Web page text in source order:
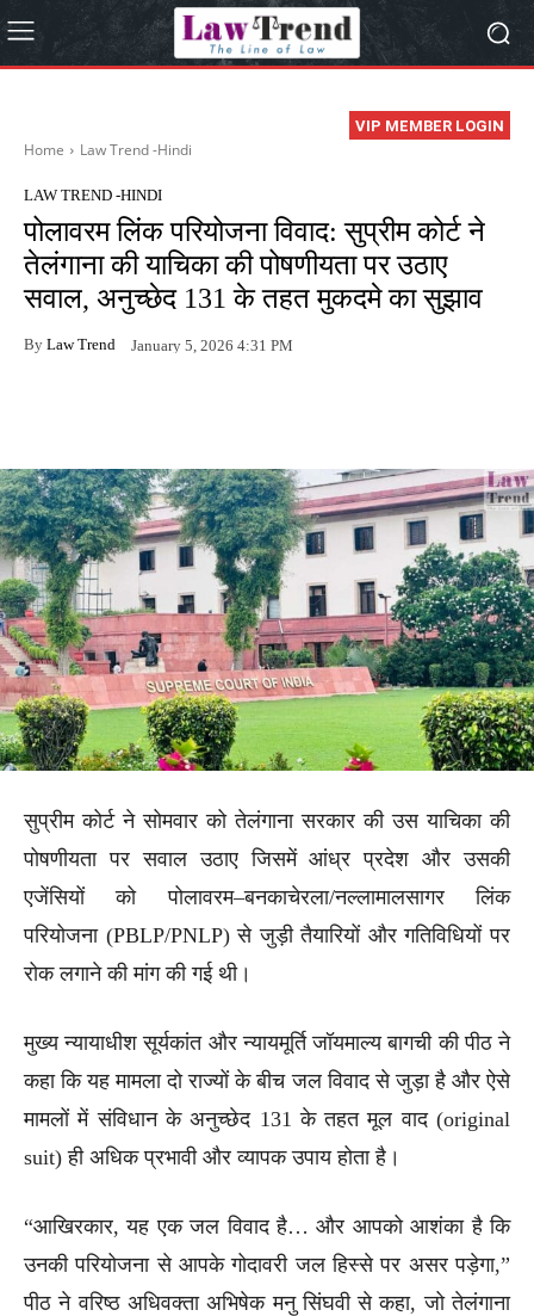
VIP MEMBER LOGIN
Home Law Trend -Hindi
LAW TREND -HINDI
पोलावरम लिंक परियोजना विवाद: सुप्रीम कोर्ट ने
तेलंगाना की याचिका की पोषणीयता पर उठाए
सवाल, अनुच्छेद 131 के तहत मुकदमे का सुझाव
By Law Trend January 5, 2026 4:31 PM
सुप्रीम कोर्ट ने सोमवार को तेलंगाना सरकार की उस याचिका की
पोषणीयता पर सवाल उठाए जिसमें आंध्र प्रदेश और उसकी
एजेंसियों को पोलावरम–बनकाचेरला/नल्लामालसागर लिंक
परियोजना (PBLP/PNLP) से जुड़ी तैयारियों और गतिविधियों पर
रोक लगाने की मांग की गई थी।
मुख्य न्यायाधीश सूर्यकांत और न्यायमूर्ति जॉयमाल्य बागची की पीठ ने
कहा कि यह मामला दो राज्यों के बीच जल विवाद से जुड़ा है और ऐसे
मामलों में संविधान के अनुच्छेद 131 के तहत मूल वाद (original
suit) ही अधिक प्रभावी और व्यापक उपाय होता है।
“आखिरकार, यह एक जल विवाद है… और आपको आशंका है कि
उनकी परियोजना से आपके गोदावरी जल हिस्से पर असर पड़ेगा,”
पीठ ने वरिष्ठ अधिवक्ता अभिषेक मनु सिंघवी से कहा, जो तेलंगाना